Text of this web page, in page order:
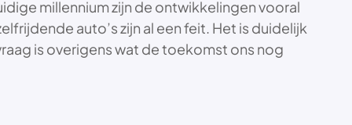
millennium zijn de ontwikkelingen vooral
auto’s zijn al een feit. Het is duidelijk
is overigens wat de toekomst ons nog